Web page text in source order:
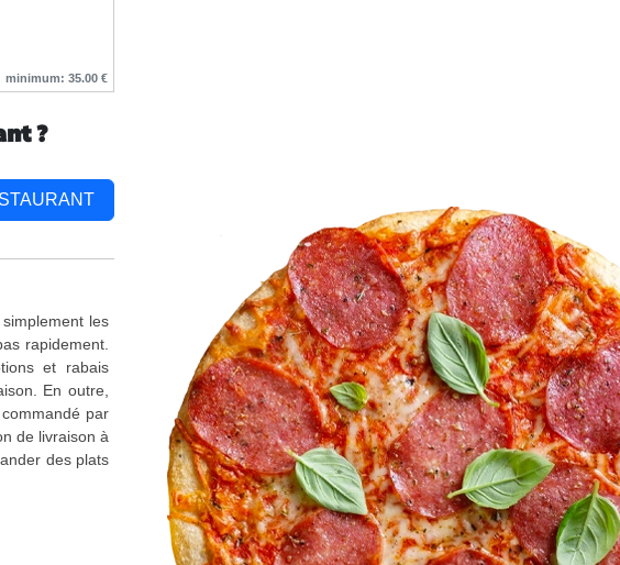
minimum: 35.00 €
?
les
rapidement.
et rabais
En outre,
par
de livraison à
des plats